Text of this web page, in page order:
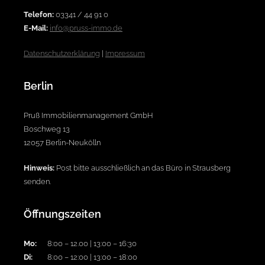
Telefon: 03341 / 44 91 0
E-Mail: info@pruss-immo.de
Datenschutzerklärung Impressum
Berlin
Pruß Immobilienmanagement GmbH
Boschweg 13
12057 Berlin-Neukölln
Hinweis: Post bitte ausschließlich an das Büro in Strausberg
senden.
Öffnungszeiten
Mo:
8:00 – 12.00 | 13:00 – 16:30
Di:
8:00 – 12:00 | 13:00 – 18:00